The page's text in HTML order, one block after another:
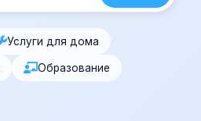
Услуги для дома
Образование